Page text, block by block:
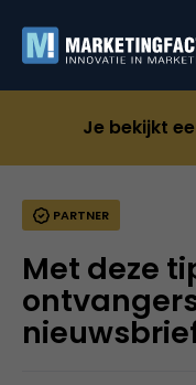
Je bekijkt
PARTNER
Met deze